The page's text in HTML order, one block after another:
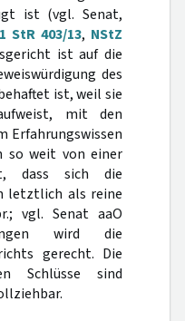
ist (vgl. Senat,
1 StR 403/13, NStZ
ist auf die
des
ist, weil sie
mit den
Erfahrungswissen
so weit von einer
dass sich die
letztlich als reine
vgl. Senat aaO
wird die
gerecht. Die
Schlüsse sind